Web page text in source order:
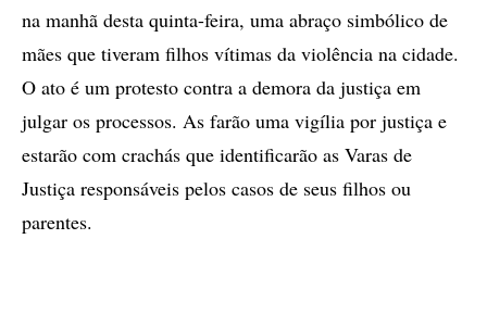
na manhã desta quinta-feira, uma abraço simbólico de
mães que tiveram filhos vítimas da violência na cidade.
O ato é um protesto contra a demora da justiça em
julgar os processos. As farão uma vigília por justiça e
estarão com crachás que identificarão as Varas de
Justiça responsáveis pelos casos de seus filhos ou
parentes.